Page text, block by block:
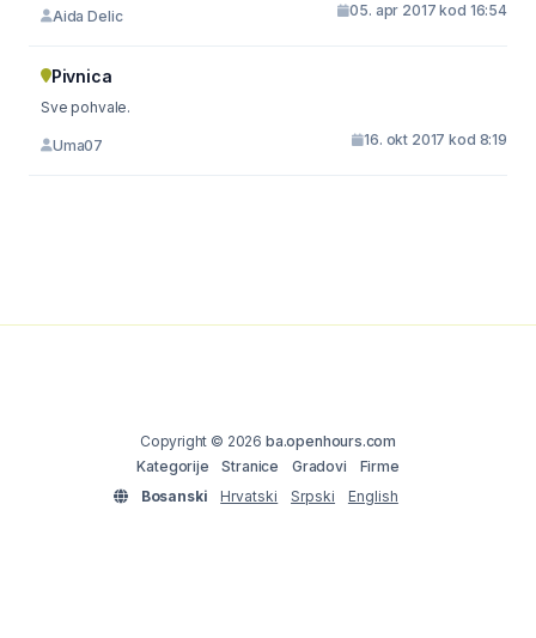
Aida Delic 05. apr 2017 kod 16:54
Pivnica
Sve pohvale.
Uma07 16. okt 2017 kod 8:19
Copyright © 2026 ba.openhours.com
Kategorije
Stranice Gradovi
Firme
Bosanski
Hrvatski Srpski English